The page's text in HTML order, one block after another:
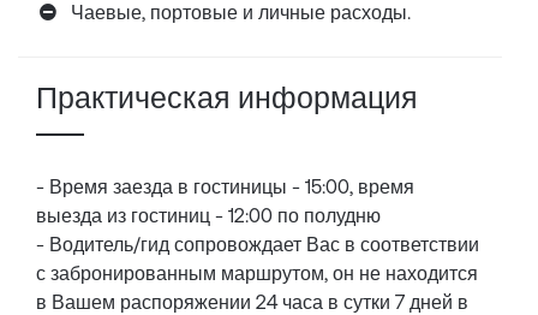
Чаевые, портовые и личные расходы.
Практическая информация
- Время заезда в гостиницы - 15:00, время
выезда из гостиниц - 12:00 по полудню
- Водитель/гид сопровождает Вас в соответствии
с забронированным маршрутом, он не находится
в Вашем распоряжении 24 часа в сутки 7 дней в